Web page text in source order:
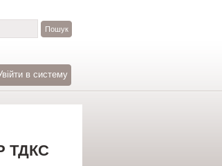
в систему
ТДКС